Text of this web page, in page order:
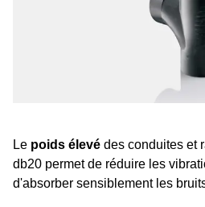
Le poids élevé des conduites et
db20 permet de réduire les
d'absorber sensiblement les